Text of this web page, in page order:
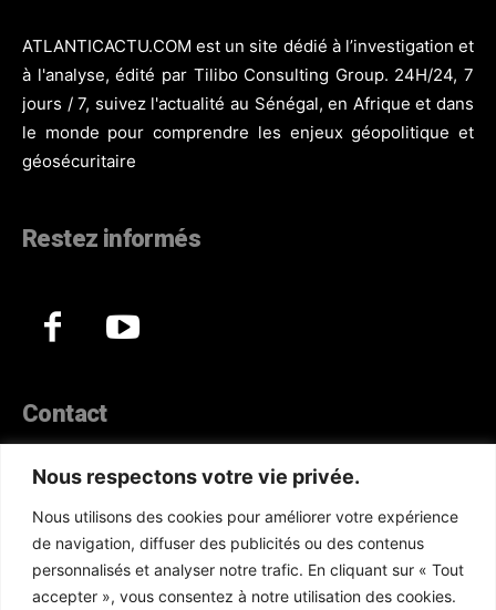
Nous respectons votre vie privée.
Nous utilisons des cookies pour améliorer votre expérience
de navigation, diffuser des publicités ou des contenus
personnalisés et analyser notre trafic. En cliquant sur « Tout
accepter », vous consentez à notre utilisation des cookies.
ATLANTICACTU.COM est un site dédié à l’investigation et
à l'analyse, édité par Tilibo Consulting Group. 24H/24, 7
jours / 7, suivez l'actualité au Sénégal, en Afrique et dans
le monde pour comprendre les enjeux géopolitique et
géosécuritaire
Restez informés
Contact
Téléphone :(+221) 70 330 86 87‬
WhatsApp : (+33) 6 52 17 85 46
E-mail : redaction@atlanticactu.com
E-mail : commercial@atlanticactu.com